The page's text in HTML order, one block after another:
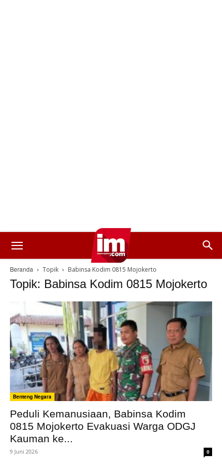
Beranda Topik Babinsa Kodim 0815 Mojokerto
Topik: Babinsa Kodim 0815 Mojokerto
Benteng Negara
Peduli Kemanusiaan, Babinsa Kodim
0815 Mojokerto Evakuasi Warga ODGJ
Kauman ke...
9 Juni 2026 0